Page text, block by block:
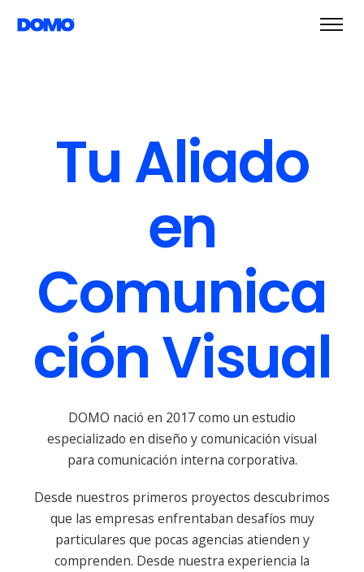
Tu Aliado
en
Comunica
ción Visual
DOMO nació en 2017 como un estudio
especializado en diseño y comunicación visual
para comunicación interna corporativa.
Desde nuestros primeros proyectos descubrimos
que las empresas enfrentaban desafíos muy
particulares que pocas agencias atienden y
comprenden. Desde nuestra experiencia la